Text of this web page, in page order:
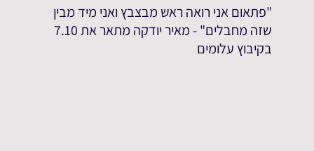
"פתאום אני רואה ראש מבצבץ ואני מיד מבין
שזה מחבלים" - מאיר יודקה מתאר את 7.10
בקיבוץ עלומים